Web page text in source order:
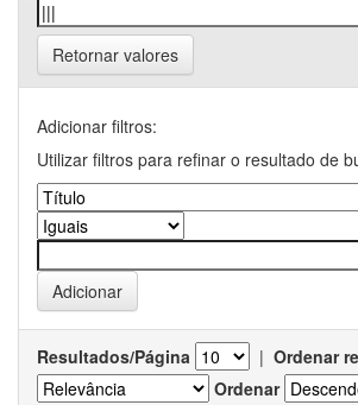
Retornar valores
Adicionar filtros:
Utilizar filtros para refinar o resultado de
Resultados/Página | Ordenar
Ordenar